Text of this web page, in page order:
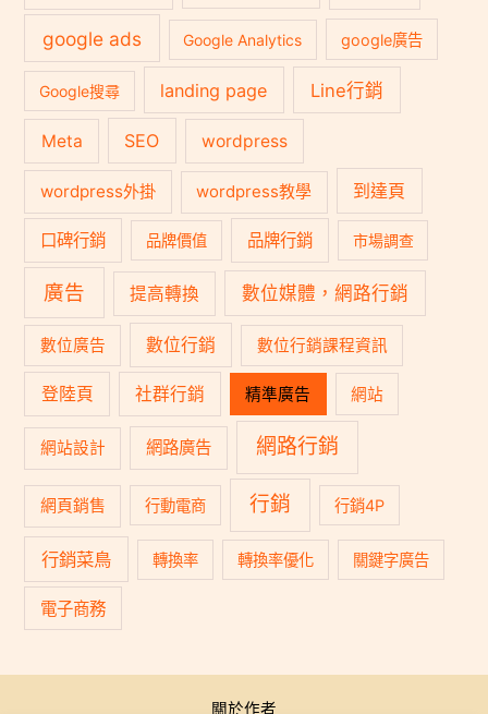
google ads Google Analytics google廣告
Google搜尋 landing page Line行銷
Meta SEO wordpress
wordpress外掛 wordpress教學 到達頁
口碑行銷 品牌價值 品牌行銷 市場調查
廣告 提高轉換 數位媒體，網路行銷
數位廣告 數位行銷 數位行銷課程資訊
登陸頁 社群行銷 精準廣告 網站
網站設計 網路廣告 網路行銷
網頁銷售 行動電商 行銷 行銷4P
行銷菜鳥 轉換率 轉換率優化 關鍵字廣告
電子商務
關於作者